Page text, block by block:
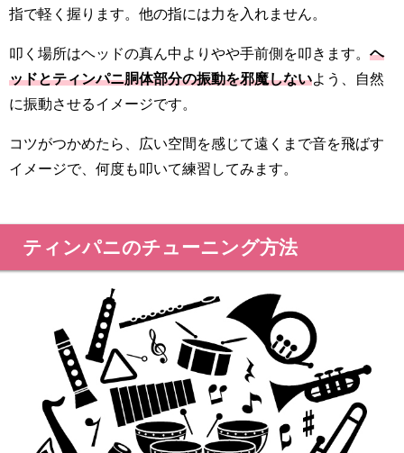
指で軽く握ります。他の指には力を入れません。
叩く場所はヘッドの真ん中よりやや手前側を叩きます。 ヘ
ッドとティンパニ胴体部分の振動を邪魔しないよう、自然
に振動させるイメージです。
コツがつかめたら、広い空間を感じて遠くまで音を飛ばす
イメージで、何度も叩いて練習してみます。
ティンパニのチューニング方法